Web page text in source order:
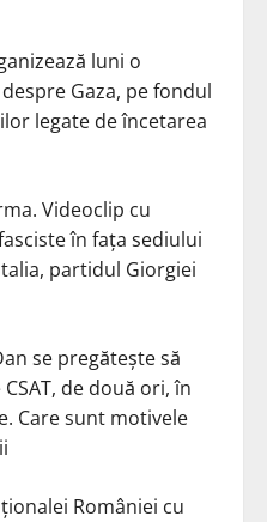
luni o
Gaza, pe fondul
legate de încetarea
Videoclip cu
în fața sediului
partidul Giorgiei
se pregăteşte să
de două ori, în
Care sunt motivele
României cu